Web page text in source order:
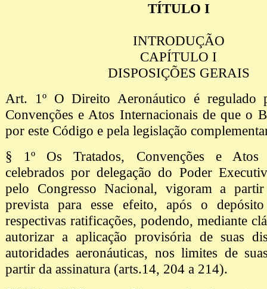
TÍTULO I
INTRODUÇÃO
CAPÍTULO I
DISPOSIÇÕES GERAIS
Art. 1º O Direito Aeronáutico é regulado
Convenções e Atos Internacionais de que o
por este Código e pela legislação
§ 1º Os Tratados, Convenções e Atos
celebrados por delegação do Poder
pelo Congresso Nacional, vigoram a
prevista para esse efeito, após o
respectivas ratificações, podendo, mediante
autorizar a aplicação provisória de suas
autoridades aeronáuticas, nos limites de
partir da assinatura (arts.14, 204 a 214).